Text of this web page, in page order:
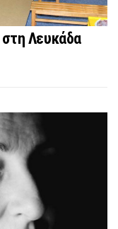
στη Λευκάδα